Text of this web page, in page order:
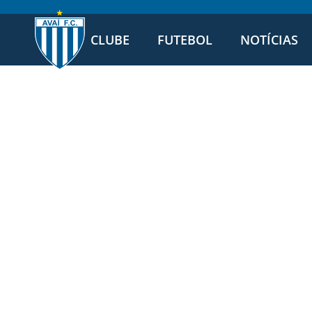
CLUBE FUTEBOL NOTÍCIAS